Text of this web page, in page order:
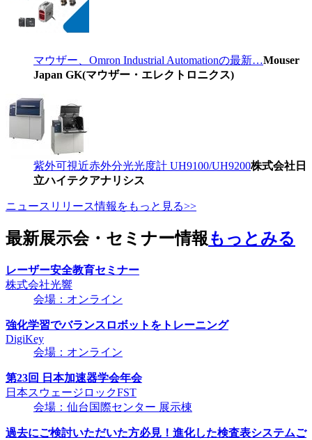
マウザー、Omron Industrial Automationの最新…Mouser
Japan GK(マウザー・エレクトロニクス)
紫外可視近赤外分光光度計 UH9100/UH9200株式会社日
立ハイテクアナリシス
ニュースリリース情報をもっと見る>>
最新展示会・セミナー情報もっとみる
レーザー安全教育セミナー
株式会社光響
会場：オンライン
強化学習でバランスロボットをトレーニング
DigiKey
会場：オンライン
第23回 日本加速器学会年会
日本スウェージロックFST
会場：仙台国際センター 展示棟
過去にご検討いただいた方必見！進化した検査表システムご